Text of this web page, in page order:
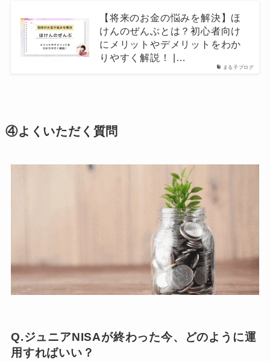
まる子ブログ
【将来のお金の悩みを解決】ほ
けんのぜんぶとは？初心者向け
にメリットやデメリットをわか
りやすく解説！ |…
④よくいただく質問
Q.ジュニアNISAが終わった今、どのように運
用すればいい？